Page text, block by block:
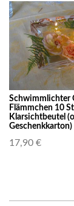
Schwimmlichter
Flämmchen 10
Klarsichtbeutel
Geschenkkarton)
17,90 €